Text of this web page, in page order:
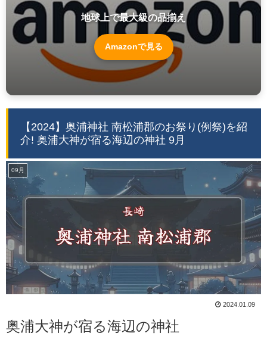
地球上で最大級の品揃え
Amazonで見る
【2024】奥浦神社 南松浦郡のお祭り(例祭)を紹
介! 奥浦大神が宿る海辺の神社 9月
09月
2024.01.09
奥浦大神が宿る海辺の神社